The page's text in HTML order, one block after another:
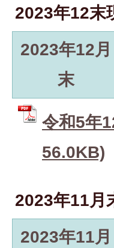
2023年12末
2023年12月
末
令和5年
56.0KB)
2023年11月
2023年11月